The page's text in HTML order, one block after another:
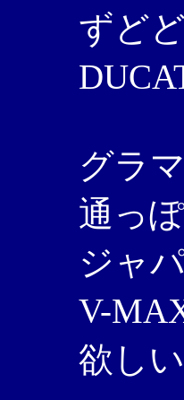
ずど
グラ
通っ
ジャ
V-
欲し